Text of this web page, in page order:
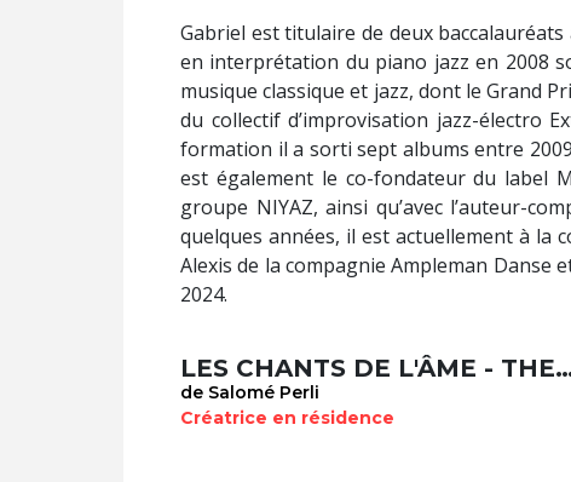
Gabriel est titulaire de deux
en interprétation du piano jazz en 2008
musique classique et jazz, dont le Grand
du collectif d’improvisation jazz-électro
formation il a sorti sept albums entre
est également le co-fondateur du label
groupe NIYAZ, ainsi qu’avec l’auteur-
quelques années, il est actuellement à la
Alexis de la compagnie Ampleman Danse
2024.
LES CHANTS DE L'ÂME - THE
de Salomé Perli
Créatrice en résidence